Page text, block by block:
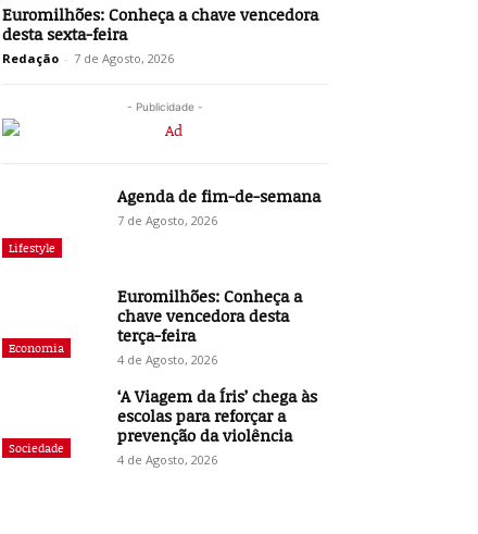
Euromilhões: Conheça a chave vencedora
desta sexta-feira
Redação - 7 de Agosto, 2026
- Publicidade -
Lifestyle
Agenda de fim-de-semana
7 de Agosto, 2026
Economia
Euromilhões: Conheça a
chave vencedora desta
terça-feira
4 de Agosto, 2026
Sociedade
‘A Viagem da Íris’ chega às
escolas para reforçar a
prevenção da violência
4 de Agosto, 2026